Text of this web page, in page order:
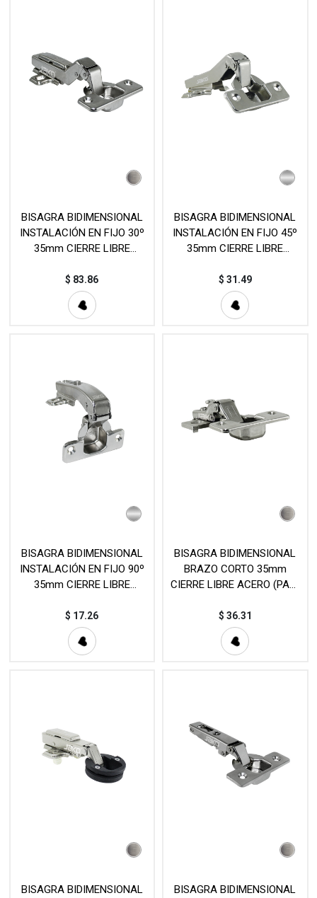
BISAGRA BIDIMENSIONAL
INSTALACIÓN EN FIJO 30º
35mm CIERRE LIBRE
$ 83.86
BISAGRA BIDIMENSIONAL
INSTALACIÓN EN FIJO 45º
35mm CIERRE LIBRE
$ 31.49
BISAGRA BIDIMENSIONAL
INSTALACIÓN EN FIJO 90º
35mm CIERRE LIBRE
$ 17.26
BISAGRA BIDIMENSIONAL
BRAZO CORTO 35mm
CIERRE LIBRE ACERO (PAR)
$ 36.31
BISAGRA BIDIMENSIONAL
BISAGRA BIDIMENSIONAL